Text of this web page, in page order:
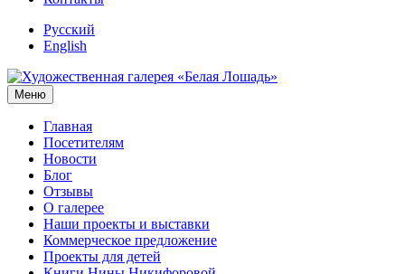
Русский
English
Меню
Главная
Посетителям
Новости
Блог
Отзывы
О галерее
Наши проекты и выставки
Коммерческое предложение
Проекты для детей